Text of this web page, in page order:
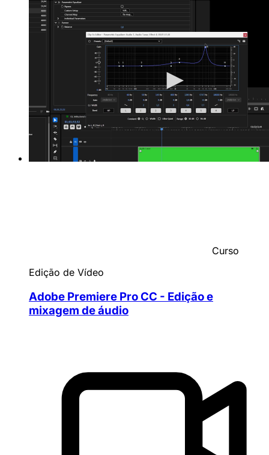
Curso
Edição de Vídeo
Adobe Premiere Pro CC - Edição e
mixagem de áudio